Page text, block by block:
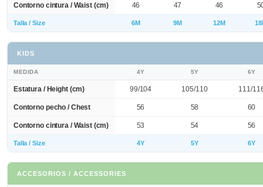
Contorno cintura / Waist (cm) 46 47 46
Talla / Size 6M 9M 12M
KIDS
MEDIDA 4Y 5Y 6Y
Estatura / Height (cm) 99/104 105/110 111/
Contorno pecho / Chest 56 58 60
Contorno cintura / Waist (cm) 53 54 56
Talla / Size 4Y 5Y 6Y
ACCESORIOS / ACCESSORIES